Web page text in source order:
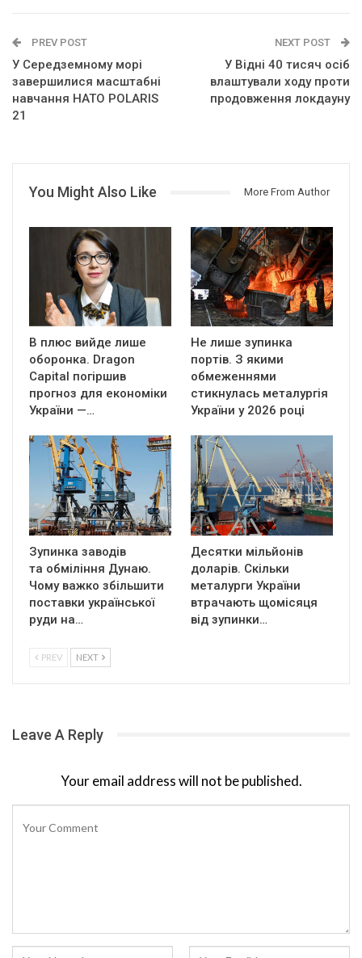
PREV POST
У Середземному морі
завершилися масштабні
навчання НАТО POLARIS
21
NEXT POST
У Відні 40 тисяч осіб
влаштували ходу проти
продовження локдауну
You Might Also Like More From Author
В плюс вийде лише
оборонка. Dragon
Capital погіршив
прогноз для економіки
України —…
Не лише зупинка
портів. З якими
обмеженнями
стикнулась металургія
України у 2026 році
Зупинка заводів
та обміління Дунаю.
Чому важко збільшити
поставки української
руди на…
Десятки мільйонів
доларів. Скільки
металурги України
втрачають щомісяця
від зупинки…
PREV NEXT
Leave A Reply
Your email address will not be published.